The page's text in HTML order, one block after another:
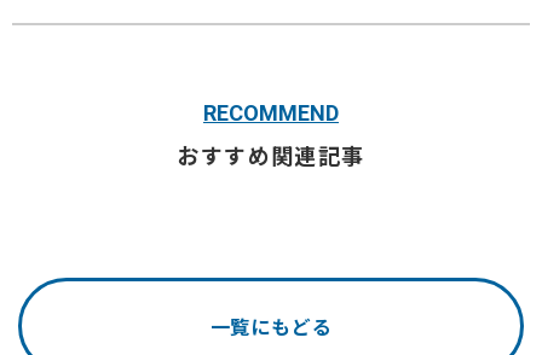
RECOMMEND
おすすめ関連記事
一覧にもどる